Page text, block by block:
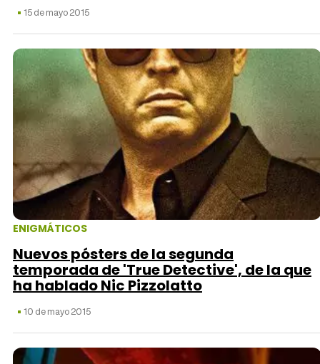
15 de mayo 2015
ENIGMÁTICOS
Nuevos pósters de la segunda
temporada de 'True Detective', de la que
ha hablado Nic Pizzolatto
10 de mayo 2015